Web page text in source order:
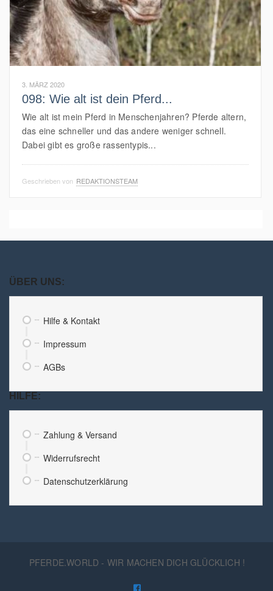
3. MÄRZ 2020
098: Wie alt ist dein Pferd...
Wie alt ist mein Pferd in Menschenjahren? Pferde altern,
das eine schneller und das andere weniger schnell.
Dabei gibt es große rassentypis...
Geschrieben von REDAKTIONSTEAM
ÜBER UNS:
Hilfe & Kontakt
Impressum
AGBs
HILFE:
Zahlung & Versand
Widerrufsrecht
Datenschutzerklärung
PFERDE.WORLD - WIR MACHEN DICH GLÜCKLICH !